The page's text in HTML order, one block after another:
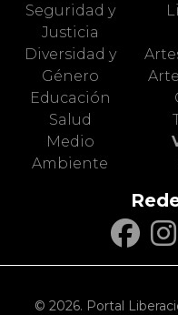
Seguridad y
Justicia
Diversidad y
Género
Educación
Salud
Medio
Ambiente
© 2026. Portal